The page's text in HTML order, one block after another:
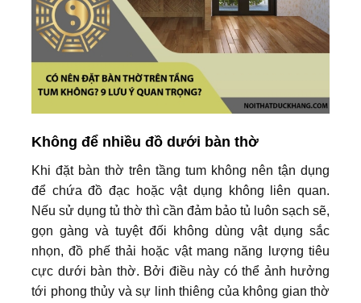
Không để nhiều đồ dưới bàn thờ
Khi đặt bàn thờ trên tầng tum không nên tận dụng
để chứa đồ đạc hoặc vật dụng không liên quan.
Nếu sử dụng tủ thờ thì cần đảm bảo tủ luôn sạch sẽ,
gọn gàng và tuyệt đối không dùng vật dụng sắc
nhọn, đồ phế thải hoặc vật mang năng lượng tiêu
cực dưới bàn thờ. Bởi điều này có thể ảnh hưởng
tới phong thủy và sự linh thiêng của không gian thờ